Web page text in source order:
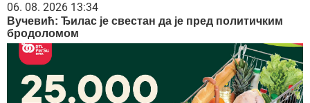
06. 08. 2026 13:34
Вучевић: Ђилас је свестан да је пред политичким
бродоломом